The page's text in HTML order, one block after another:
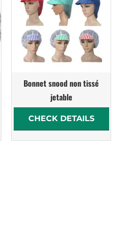
Bonnet snood non tissé
jetable
CHECK DETAILS